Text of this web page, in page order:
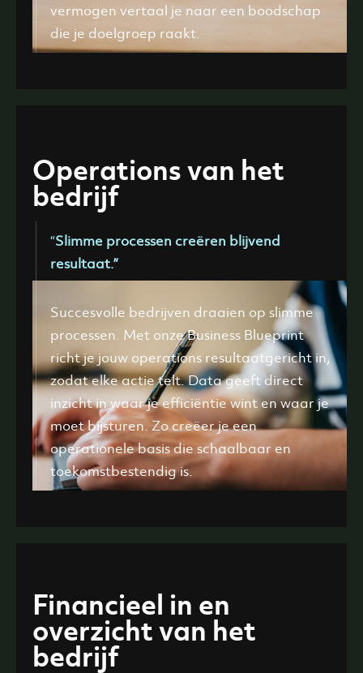
vermogen vertaal je naar een boodschap
die je doelgroep raakt.
Operations van het
bedrijf
“Slimme processen creëren blijvend
resultaat.”
Succesvolle bedrijven draaien op slimme
processen. Met onze Business Blueprint
richt je jouw operations resultaatgericht in,
zodat elke actie telt. Data geeft direct
inzicht in waar je efficiëntie wint en waar je
moet bijsturen. Zo creëer je een
operationele basis die schaalbaar en
toekomstbestendig is.
Financieel in en
overzicht van het
bedrijf